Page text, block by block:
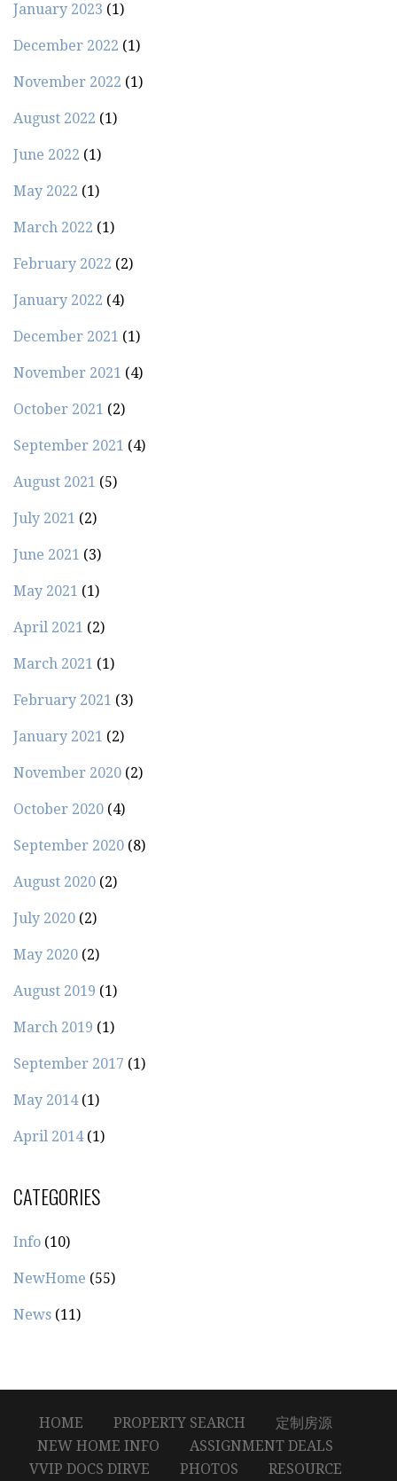
January 2023 (1)
December 2022 (1)
November 2022 (1)
August 2022 (1)
June 2022 (1)
May 2022 (1)
March 2022 (1)
February 2022 (2)
January 2022 (4)
December 2021 (1)
November 2021 (4)
October 2021 (2)
September 2021 (4)
August 2021 (5)
July 2021 (2)
June 2021 (3)
May 2021 (1)
April 2021 (2)
March 2021 (1)
February 2021 (3)
January 2021 (2)
November 2020 (2)
October 2020 (4)
September 2020 (8)
August 2020 (2)
July 2020 (2)
May 2020 (2)
August 2019 (1)
March 2019 (1)
September 2017 (1)
May 2014(1)
April 2014(1)
CATEGORIES
Info (10)
NewHome (55)
News (11)
HOME PROPERTY SEARCH
定制房源
NEW HOME INFO
ASSIGNMENT DEALS
VVIP DOCS DIRVE
PHOTOS RESOURCE